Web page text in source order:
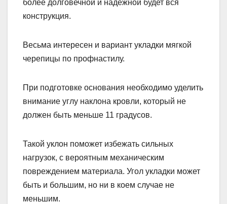
более долговечной и надежной будет вся
конструкция.
Весьма интересен и вариант укладки мягкой
черепицы по профнастилу.
При подготовке основания необходимо уделить
внимание углу наклона кровли, который не
должен быть меньше 11 градусов.
Такой уклон поможет избежать сильных
нагрузок, с вероятным механическим
повреждением материала. Угол укладки может
быть и большим, но ни в коем случае не
меньшим.